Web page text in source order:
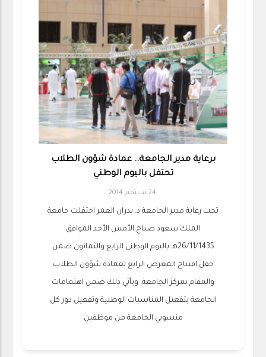
برعاية مدير الجامعة.. عمادة شؤون الطلاب
تحتفل باليوم الوطني
24 سبتمبر 2014
تحت رعاية مدير الجامعة د. بدران العمر احتفلت جامعة
الملك سعود صباح الأمس الأحد الموافق
26/11/1435هـ باليوم الوطني الرابع والثمانون ضمن
حفل افتتاح المعرض الرابع لعمادة شؤون الطلاب
والمقام بمركز الجامعة. ويأتي ذلك ضمن اهتمامات
الجامعة بتفعيل المناسبات الوطنية وتفعيل دور كل
منسوبي الجامعة من موظفين